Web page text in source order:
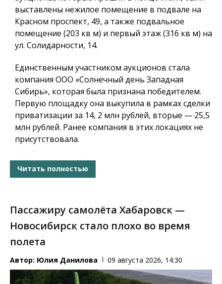
выставлены нежилое помещение в подвале на
Красном проспект, 49, а также подвальное
помещение (203 кв м) и первый этаж (316 кв м) на
ул. Солидарности, 14.
Единственным участником аукционов стала
компания ООО «Солнечный день Западная
Сибирь», которая была признана победителем.
Первую площадку она выкупила в рамках сделки
приватизации за 14, 2 млн рублей, вторые — 25,5
млн рублей. Ранее компания в этих локациях не
присутствовала.
Читать полностью
Пассажиру самолёта Хабаровск —
Новосибирск стало плохо во время
полета
Автор: Юлия Данилова 09 августа 2026, 14:30